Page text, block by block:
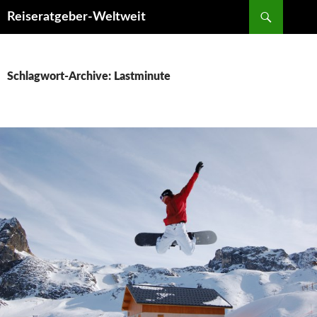
Reiseratgeber-Weltweit
Schlagwort-Archive: Lastminute